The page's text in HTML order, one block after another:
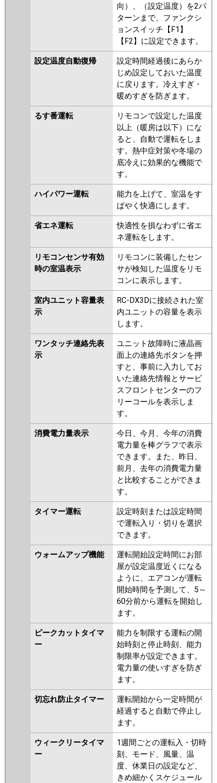
向）、（設定温度）を2パ
ターンまで、ファンクシ
ョンスイッチ【F1】
【F2】に設定できます。
設定温度自動復帰
設定時間経過後にあらか
じめ設定しておいた温度
に戻ります。冷えすぎ・
暖めすぎを防ぎます。
るす番運転
リモコンで設定した温度
以上（暖房は以下）にな
ると、自動で運転をしま
す。熱中症対策や冬場の
底冷えに効果的な機能で
す。
ハイパワー運転
能力を上げて、室温をす
ばやく快適にします。
省エネ運転
快適性を損なわずに省エ
ネ運転をします。
リモコンセンサ有効
時の室温表示
リモコンに装備したセン
サが検知した温度をリモ
コンに表示します。
室内ユニット容量表
示
RC-DX3Dに接続された室
内ユニットの容量を表示
します。
ワンタッチ連絡先表
示
ユニット故障時に液晶画
面上の連絡先ボタンを押
すと、事前に入力してお
いた連絡先情報とサービ
スフロントセンターのフ
リーコールを表示しま
す。
消費電力量表示
今日、今月、今年の消費
電力量を棒グラフで表示
できます。また、昨日、
前月、去年の消費電力量
と比較することができま
す。
タイマー運転
設定時刻または設定時間
で運転入り・切りを選択
できます。
ウォームアップ機能
運転開始設定時間にお部
屋が設定温度近くになる
ように、エアコンが運転
開始時間を予測して、5～
60分前から運転を開始し
ます。
ピークカットタイマ
ー
能力を制限する運転の開
始時刻と停止時刻、能力
制限率が設定できます。
電力量の使いすぎを防ぎ
ます。
切忘れ防止タイマー
運転開始から一定時間が
経過すると自動で停止し
ます。
ウィークリータイマ
ー
1週間ごとの運転入・切時
刻、モード、風量、温
度、休業日の設定など、
きめ細かくスケジュール